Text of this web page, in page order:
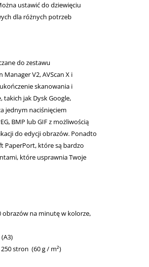
ustawić do dziewięciu
dla różnych potrzeb
do zestawu
V2, AVScan X i
skanowania i
takich jak Dysk Google,
jednym naciśnięciem
BMP lub GIF z możliwością
do edycji obrazów. Ponadto
PaperPort, które są bardzo
które usprawnia Twoje
obrazów na minutę w kolorze,
stron (60 g / m²)